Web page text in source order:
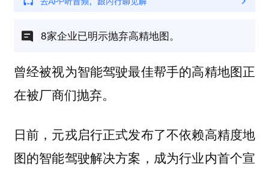
8家企业已明示抛弃高精地图。
曾经被视为智能驾驶最佳帮手的高精地图正
在被厂商们抛弃。
日前，元戎启行正式发布了不依赖高精度地
图的智能驾驶解决方案，成为行业内首个宣